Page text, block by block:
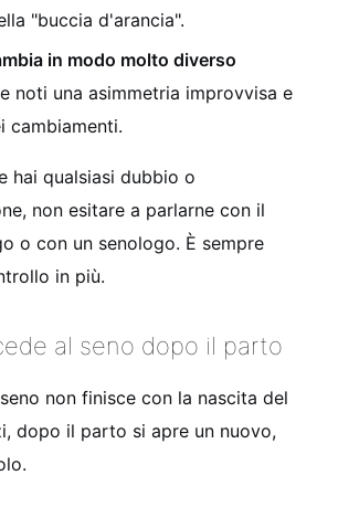
"buccia d'arancia".
in modo molto diverso
noti una asimmetria improvvisa e
cambiamenti.
hai qualsiasi dubbio o
non esitare a parlarne con il
o con un senologo. È sempre
in più.
al seno dopo il parto
non finisce con la nascita del
dopo il parto si apre un nuovo,